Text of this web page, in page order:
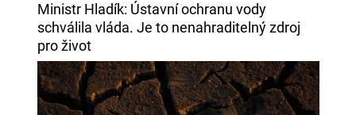
Ministr Hladík: Ústavní ochranu vody
schválila vláda. Je to nenahraditelný zdroj
pro život